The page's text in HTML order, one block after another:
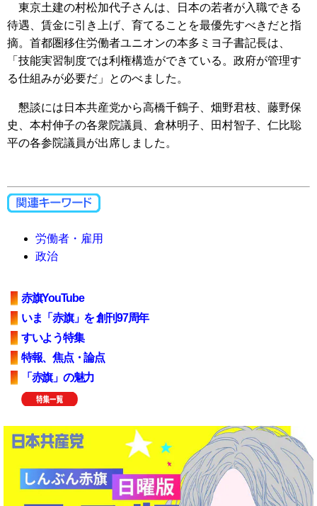
東京土建の村松加代子さんは、日本の若者が入職できる
待遇、賃金に引き上げ、育てることを最優先すべきだと指
摘。首都圏移住労働者ユニオンの本多ミヨ子書記長は、
「技能実習制度では利権構造ができている。政府が管理す
る仕組みが必要だ」とのべました。
懇談には日本共産党から高橋千鶴子、畑野君枝、藤野保
史、本村伸子の各衆院議員、倉林明子、田村智子、仁比聡
平の各参院議員が出席しました。
労働者・雇用
政治
赤旗YouTube
いま「赤旗」を 創刊97周年
すいよう特集
特報、焦点・論点
「赤旗」の魅力